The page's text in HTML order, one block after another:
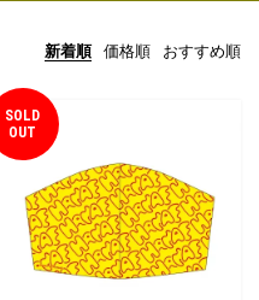
新着順 価格順 おすすめ順
SOLD
OUT